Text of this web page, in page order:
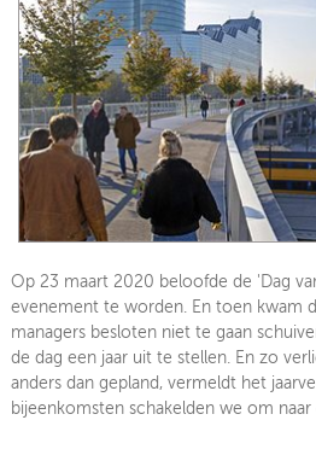
Jaarverslag 2022
Jaarverslag 2021
Jaarverslag 2020
Jaarverslag 2019
Op 23 maart 2020 beloofde de 'Dag
evenement te worden. En toen kwam
managers besloten niet te gaan
de dag een jaar uit te stellen. En zo
anders dan gepland, vermeldt het
bijeenkomsten schakelden we om